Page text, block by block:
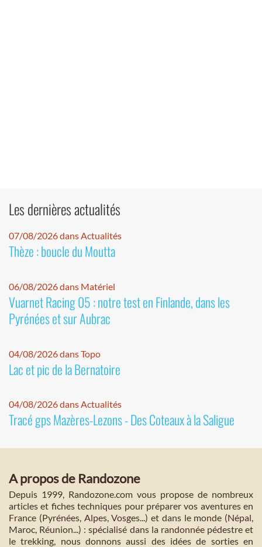
Les dernières actualités
07/08/2026 dans Actualités
Thèze : boucle du Moutta
06/08/2026 dans Matériel
Vuarnet Racing 05 : notre test en Finlande, dans les
Pyrénées et sur Aubrac
04/08/2026 dans Topo
Lac et pic de la Bernatoire
04/08/2026 dans Actualités
Tracé gps Mazères-Lezons - Des Coteaux à la Saligue
A propos de Randozone
Depuis 1999, Randozone.com vous propose de nombreux
articles et fiches techniques pour préparer vos aventures en
France (Pyrénées, Alpes, Vosges...) et dans le monde (Népal,
Maroc, Réunion...) : spécialisé dans la randonnée pédestre et
le trekking, nous donnons aussi des idées de sorties en